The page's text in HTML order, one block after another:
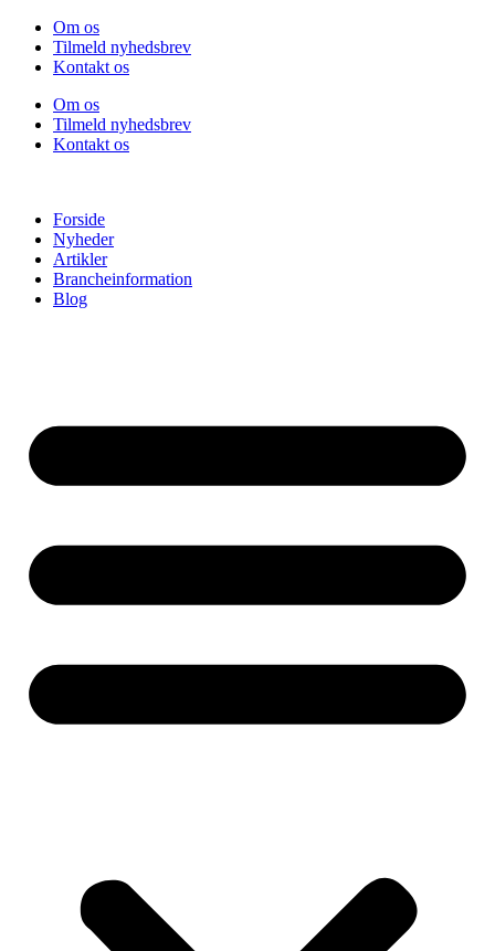
Videre
indhold
Om os
Tilmeld nyhedsbrev
Kontakt os
Om os
Tilmeld nyhedsbrev
Kontakt os
Forside
Nyheder
Artikler
Brancheinformation
Blog